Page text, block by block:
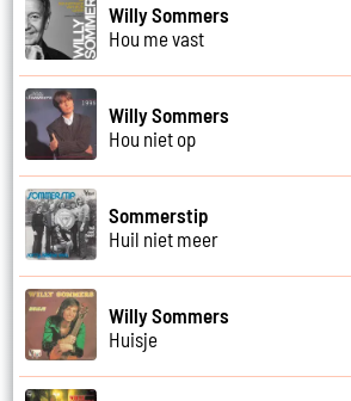
Willy Sommers
Hou me vast
Willy Sommers
Hou niet op
Sommerstip
Huil niet meer
Willy Sommers
Huisje